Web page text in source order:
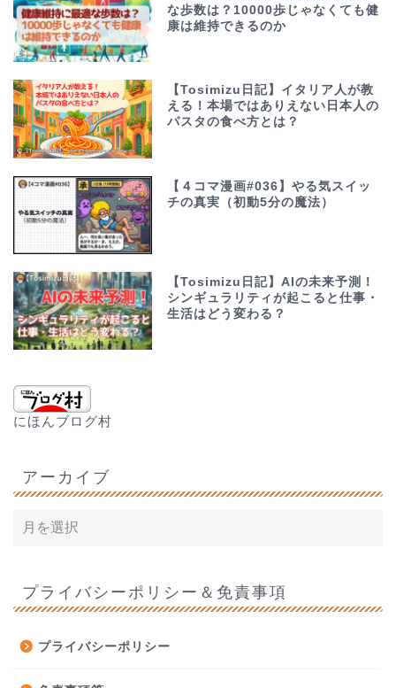
な歩数は？10000歩じゃなくても健
康は維持できるのか
【Tosimizu日記】イタリア人が教
える！本場ではありえない日本人の
パスタの食べ方とは？
【４コマ漫画#036】やる気スイッ
チの真実（初動5分の魔法）
【Tosimizu日記】AIの未来予測！
シンギュラリティが起こると仕事・
生活はどう変わる？
にほんブログ村
アーカイブ
プライバシーポリシー＆免責事項
プライバシーポリシー